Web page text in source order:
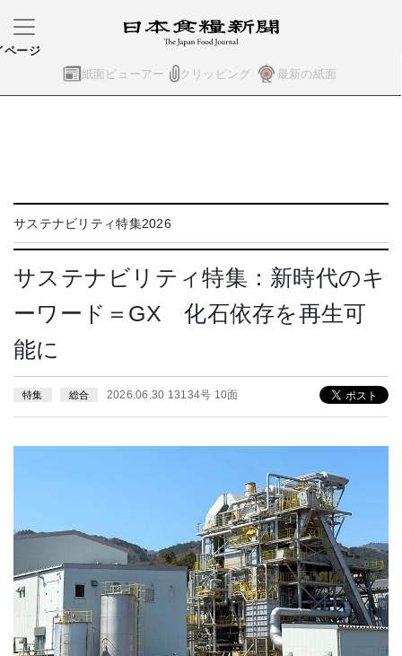
紙面ビューアー クリッピング 最新の紙面
ページ
サステナビリティ特集2026
サステナビリティ特集：新時代のキ
ーワード＝GX 化石依存を再生可
能に
特集 総合 2026.06.30 13134号 10面